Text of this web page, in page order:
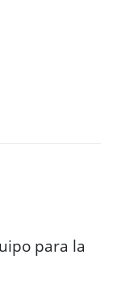
para la